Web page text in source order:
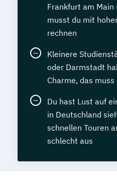
Frankfurt am
musst du mit
rechnen
Kleinere
oder Darmstadt
Charme, das
Du hast Lust auf
in Deutschland
schnellen Touren
schlecht aus